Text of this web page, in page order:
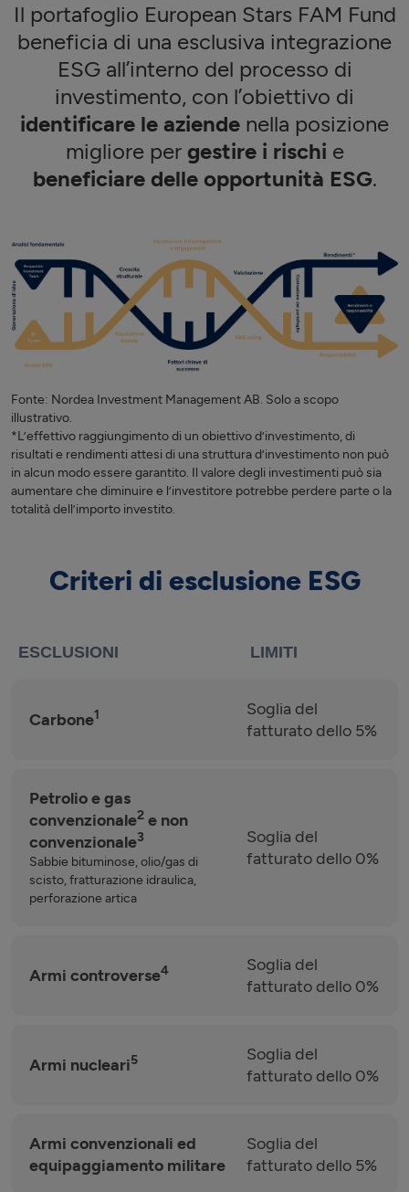
Il portafoglio European Stars FAM Fund
beneficia di una esclusiva integrazione
ESG all’interno del processo di
investimento, con l’obiettivo di
identificare le aziende nella posizione
migliore per gestire i rischi e
beneficiare delle opportunità ESG.
Fonte: Nordea Investment Management AB. Solo a scopo
illustrativo.
*L’effettivo raggiungimento di un obiettivo d’investimento, di
risultati e rendimenti attesi di una struttura d’investimento non può
in alcun modo essere garantito. Il valore degli investimenti può sia
aumentare che diminuire e l’investitore potrebbe perdere parte o la
totalità dell’importo investito.
Criteri di esclusione ESG
ESCLUSIONI LIMITI
Carbone1
Soglia del
fatturato dello 5%
Petrolio e gas
convenzionale2 e non
convenzionale3
Sabbie bituminose, olio/gas di
scisto, fratturazione idraulica,
perforazione artica
Soglia del
fatturato dello 0%
Armi controverse4
Soglia del
fatturato dello 0%
Armi nucleari5
Soglia del
fatturato dello 0%
Armi convenzionali ed
equipaggiamento militare
Soglia del
fatturato dello 5%